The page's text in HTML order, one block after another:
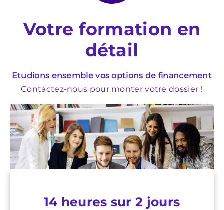
Votre formation en
détail
Etudions ensemble vos options de financement
Contactez-nous pour monter votre dossier !
14 heures sur 2 jours